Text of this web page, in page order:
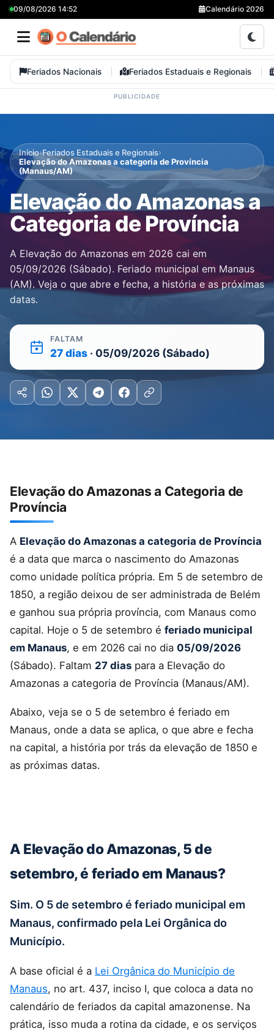
09/08/2026 14:52 Calendário 2026
Feriados Nacionais Feriados Estaduais e Regionais
Início›Feriados Estaduais e Regionais›
Elevação do Amazonas a categoria de Província
(Manaus/AM)
Elevação do Amazonas a
Categoria de Província
A Elevação do Amazonas em 2026 cai em
05/09/2026 (Sábado). Feriado municipal em Manaus
(AM). Veja o que abre e fecha, a história e as próximas
datas.
FALTAM
27 dias · 05/09/2026 (Sábado)
Elevação do Amazonas a Categoria de
Província
A Elevação do Amazonas a categoria de Província
é a data que marca o nascimento do Amazonas
como unidade política própria. Em 5 de setembro de
1850, a região deixou de ser administrada de Belém
e ganhou sua própria província, com Manaus como
capital. Hoje o 5 de setembro é feriado municipal
em Manaus, e em 2026 cai no dia 05/09/2026
(Sábado). Faltam 27 dias para a Elevação do
Amazonas a categoria de Província (Manaus/AM).
Abaixo, veja se o 5 de setembro é feriado em
Manaus, onde a data se aplica, o que abre e fecha
na capital, a história por trás da elevação de 1850 e
as próximas datas.
A Elevação do Amazonas, 5 de
setembro, é feriado em Manaus?
Sim. O 5 de setembro é feriado municipal em
Manaus, confirmado pela Lei Orgânica do
Município.
A base oficial é a Lei Orgânica do Município de
Manaus, no art. 437, inciso I, que coloca a data no
calendário de feriados da capital amazonense. Na
prática, isso muda a rotina da cidade, e os serviços